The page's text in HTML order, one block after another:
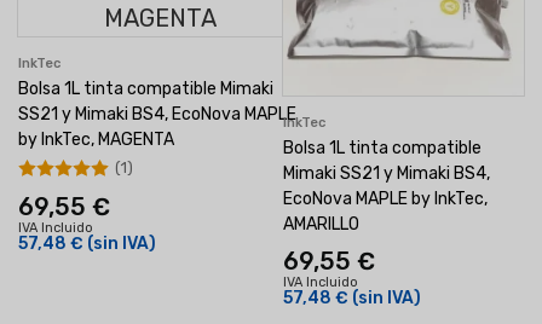
InkTec
Bolsa 1L tinta compatible Mimaki
SS21 y Mimaki BS4, EcoNova MAPLE
by InkTec, MAGENTA
69,55 €
IVA Incluido
57,48 € (sin IVA)
(1)
InkTec
Bolsa 1L tinta compatible
Mimaki SS21 y Mimaki BS4,
EcoNova MAPLE by InkTec,
AMARILLO
69,55 €
IVA Incluido
57,48 € (sin IVA)